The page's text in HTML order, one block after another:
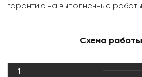
гарантию на выполненные работы.
Схема работы
1